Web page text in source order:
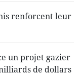
renforcent leur
un projet gazier
de dollars